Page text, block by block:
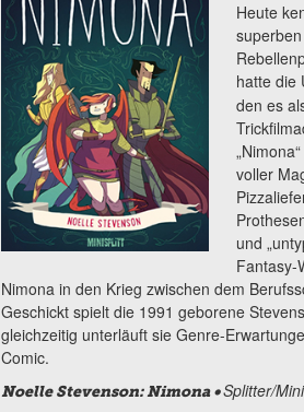
Heute
hatte die
den es
voller
und
Fantasy-
Nimona in den Krieg zwischen dem
Geschickt spielt die 1991 geborene
gleichzeitig unterläuft sie Genre-
Comic.
Noelle Stevenson: Nimona •Splitter/